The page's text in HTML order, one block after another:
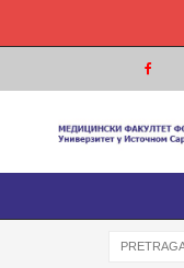
МЕДИЦИНСКИ